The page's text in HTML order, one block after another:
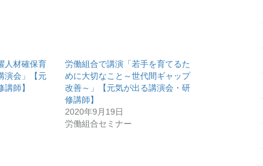
人材確保育
演会」【元
師】
労働組合で講演「若手を育てるた
めに大切なこと～世代間ギャップ
改善～」【元気が出る講演会・研
修講師】
2020年9月19日
労働組合セミナー